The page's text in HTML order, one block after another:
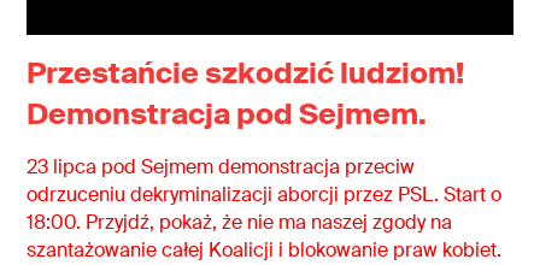
Przestańcie szkodzić ludziom!
Demonstracja pod Sejmem.
23 lipca pod Sejmem demonstracja przeciw
odrzuceniu dekryminalizacji aborcji przez PSL. Start o
18:00. Przyjdź, pokaż, że nie ma naszej zgody na
szantażowanie całej Koalicji i blokowanie praw kobiet.